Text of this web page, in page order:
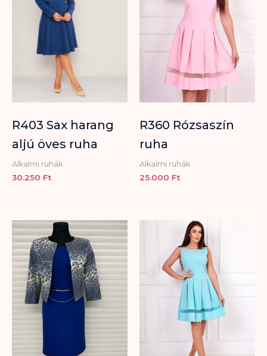
R403 Sax harang
aljú öves ruha
Alkalmi ruhák
30.250 Ft
R360 Rózsaszín
ruha
Alkalmi ruhák
25.000 Ft